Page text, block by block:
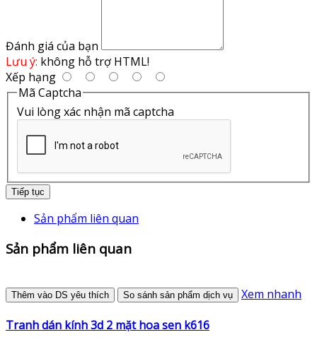
Đánh giá của bạn
Lưu ý: không hỗ trợ HTML!
Xếp hạng
Mã Captcha
Vui lòng xác nhận mã captcha
Tiếp tục
Sản phẩm liên quan
Sản phẩm liên quan
Thêm vào DS yêu thích So sánh sản phẩm dịch vụ Xem nhanh
Tranh dán kính 3d 2 mặt hoa sen k616